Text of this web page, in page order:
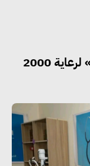
قافلة طبية من صندوق «تحيا مصر» لرعاية 2000